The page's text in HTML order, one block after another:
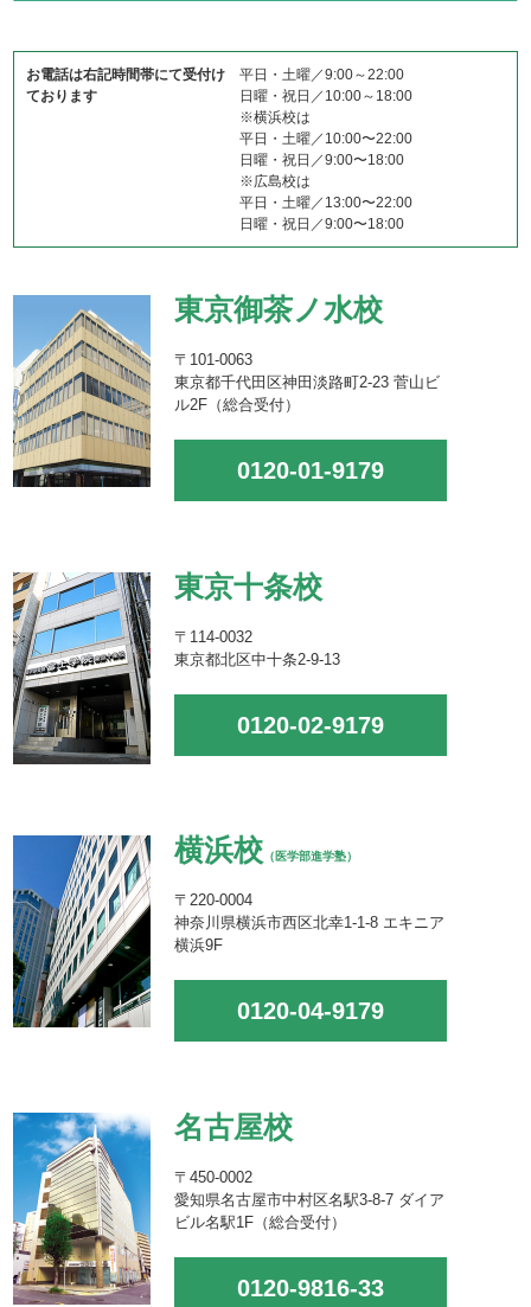
お電話は右記時間帯にて受付け
ております
平日・土曜／9:00～22:00
日曜・祝日／10:00～18:00
※横浜校は
平日・土曜／10:00〜22:00
日曜・祝日／9:00〜18:00
※広島校は
平日・土曜／13:00〜22:00
日曜・祝日／9:00〜18:00
東京御茶ノ水校
〒101-0063
東京都千代田区神田淡路町2-23 菅山ビ
ル2F（総合受付）
0120-01-9179
東京十条校
〒114-0032
東京都北区中十条2-9-13
0120-02-9179
横浜校 （医学部進学塾）
〒220-0004
神奈川県横浜市西区北幸1-1-8 エキニア
横浜9F
0120-04-9179
名古屋校
〒450-0002
愛知県名古屋市中村区名駅3-8-7 ダイア
ビル名駅1F（総合受付）
0120-9816-33